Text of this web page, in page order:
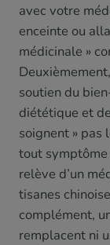
avec votre
enceinte ou
médicinale »
soutien du
diététique et
soignent » pas
tout symptôme
relève d’un
tisanes
complément,
remplacent ni